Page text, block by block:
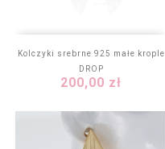
Kolczyki srebrne 925 małe krople
DROP
Cena
200,00 zł